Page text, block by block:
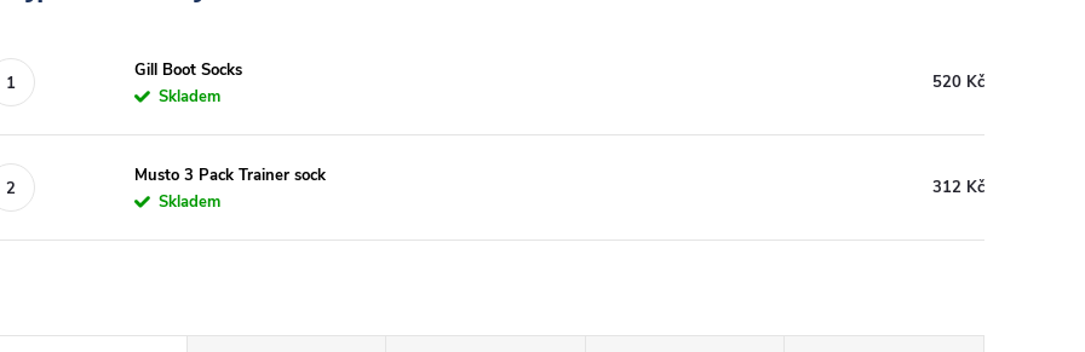
Gill Boot Socks
Skladem
520 Kč
Musto 3 Pack Trainer sock
Skladem
312 Kč